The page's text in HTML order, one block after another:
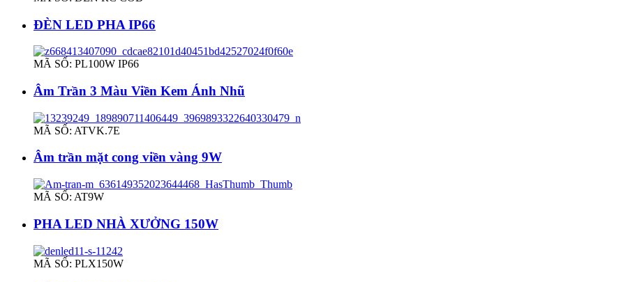
ĐÈN LED PHA IP66
MÃ SỐ: PL100W IP66
Âm Trần 3 Màu Viền Kem Ánh Nhũ
MÃ SỐ: ATVK.7E
Âm trần mặt cong viền vàng 9W
MÃ SỐ: AT9W
PHA LED NHÀ XƯỞNG 150W
MÃ SỐ: PLX150W